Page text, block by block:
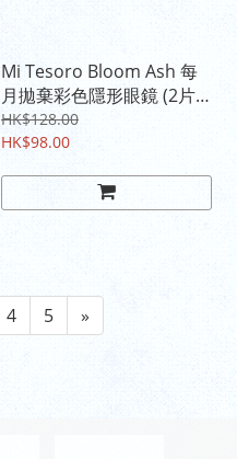
Mi Tesoro Bloom Ash 每
月拋棄彩色隱形眼鏡 (2片
裝)
HK$128.00
HK$98.00
4 5 »